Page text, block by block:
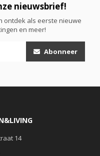
nieuwsbrief!
ontdek als eerste nieuwe
en meer!
Abonneer
14